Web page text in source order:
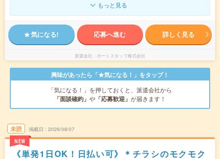
もっと見る
気になる! 応募へ進む 詳しく見る
派遣会社 ポートスタッフ株式会社
興味があったら「★気になる！」をタップ！
「気になる！」を押しておくと、派遣会社から
「面談確約」 や 「応募歓迎」 が届きます！
未読
NEW
掲載日 2026/08/07
《単発1日OK！日払い可》＊チラシのモクモク